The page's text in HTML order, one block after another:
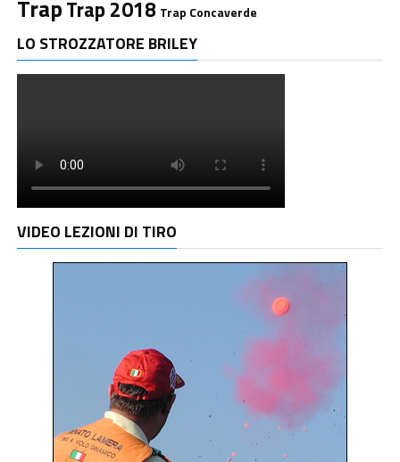
TrapTrap 2018 Trap Concaverde
LO STROZZATORE BRILEY
VIDEO LEZIONI DI TIRO